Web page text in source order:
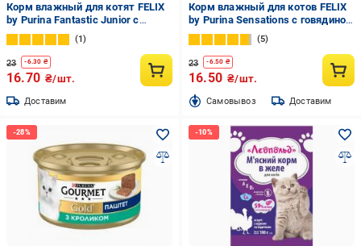
Корм влажный для котят FELIX
by Purina Fantastic Junior с
курицей в желе 85 г
1
23 -6.30 ₴
16.70 ₴/шт.
Доставим
Корм влажный для котов FELIX
by Purina Sensations с говядиной
и томатами в желе 85 г
5
23 -6.50 ₴
16.50 ₴/шт.
Cамовывоз Доставим